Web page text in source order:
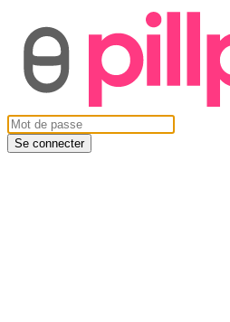
Se connecter